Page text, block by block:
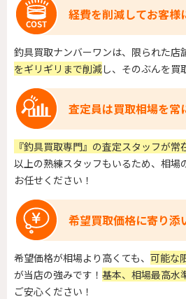
経費を削減してお客様
釣具買取ナンバーワンは、限られた店
をギリギリまで削減し、そのぶんを買
査定員は買取相場を常
『釣具買取専門』の査定スタッフが常
以上の熟練スタッフもいるため、相場
お任せください！
希望買取価格に寄り添
希望価格が相場より高くても、 可能な
が当店の強みです！ 基本、相場最高水
ご安心ください！